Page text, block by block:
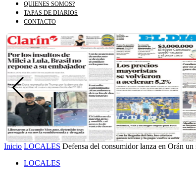
QUIENES SOMOS?
TAPAS DE DIARIOS
CONTACTO
Inicio LOCALES Defensa del consumidor lanza en Orán
LOCALES